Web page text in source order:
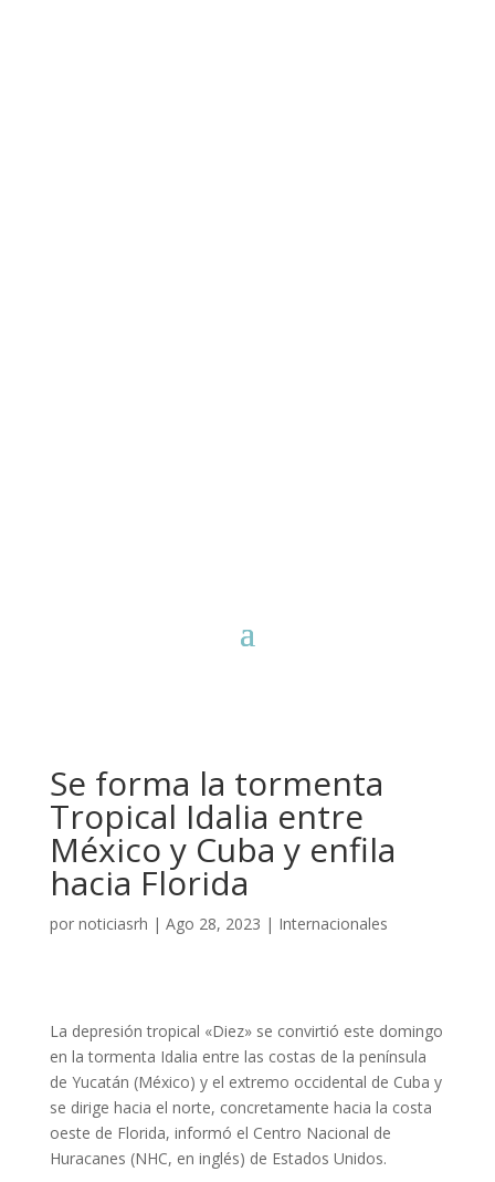
Se forma la tormenta
Tropical Idalia entre
México y Cuba y enfila
hacia Florida
por noticiasrh | Ago 28, 2023 | Internacionales
La depresión tropical «Diez» se convirtió este domingo
en la tormenta Idalia entre las costas de la península
de Yucatán (México) y el extremo occidental de Cuba y
se dirige hacia el norte, concretamente hacia la costa
oeste de Florida, informó el Centro Nacional de
Huracanes (NHC, en inglés) de Estados Unidos.